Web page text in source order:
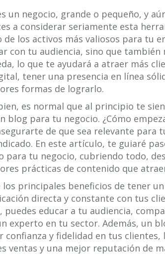
un negocio, grande o pequeño, y
a considerar seriamente esta
de los activos más valiosos para tu
con tu audiencia, sino que
lo que te ayudará a atraer más
tener una presencia en línea
formas de lograrlo.
es normal que al principio te
blog para tu negocio. ¿Cómo
de que sea relevante para
En este artículo, te guiaré
para tu negocio, cubriendo todo,
prácticas de contenido que
los principales beneficios de tener
directa y constante con tus
puedes educar a tu audiencia,
experto en tu sector. Además, un
confianza y fidelidad en tus
ventas y una mejor reputación de